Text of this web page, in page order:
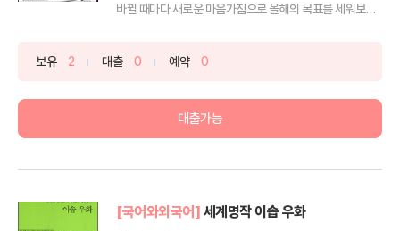
바뀔 때마다 새로운 마음가짐으로 올해의 목표를 세워보지
보유 2 대출 0 예약 0
대출가능
[국어와외국어] 세계명작 이솝 우화